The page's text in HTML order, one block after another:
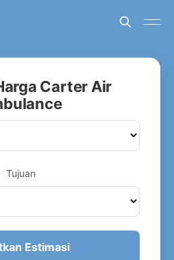
Carter Air
Tujuan
Estimasi